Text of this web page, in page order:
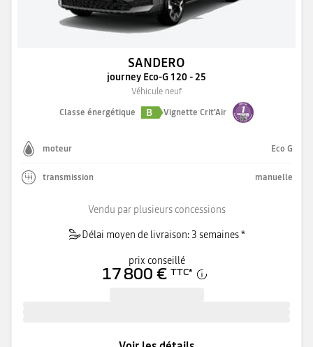
SANDERO
journey Eco-G 120 - 25
Véhicule neuf
Classe énergétique
B Vignette Crit'Air
moteur Eco G
transmission manuelle
Vendu par plusieurs concessions
Délai moyen de livraison: 3 semaines *
prix conseillé
17 800 € TTC*